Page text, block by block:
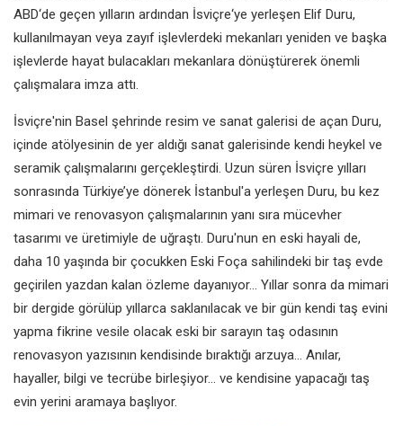
ABD‘de geçen yılların ardından İsviçre‘ye yerleşen Elif Duru,
kullanılmayan veya zayıf işlevlerdeki mekanları yeniden ve başka
işlevlerde hayat bulacakları mekanlara dönüştürerek önemli
çalışmalara imza attı.
İsviçre'nin Basel şehrinde resim ve sanat galerisi de açan Duru,
içinde atölyesinin de yer aldığı sanat galerisinde kendi heykel ve
seramik çalışmalarını gerçekleştirdi. Uzun süren İsviçre yılları
sonrasında Türkiye’ye dönerek İstanbul'a yerleşen Duru, bu kez
mimari ve renovasyon çalışmalarının yanı sıra mücevher
tasarımı ve üretimiyle de uğraştı. Duru'nun en eski hayali de,
daha 10 yaşında bir çocukken Eski Foça sahilindeki bir taş evde
geçirilen yazdan kalan özleme dayanıyor... Yıllar sonra da mimari
bir dergide görülüp yıllarca saklanılacak ve bir gün kendi taş evini
yapma fikrine vesile olacak eski bir sarayın taş odasının
renovasyon yazısının kendisinde bıraktığı arzuya... Anılar,
hayaller, bilgi ve tecrübe birleşiyor... ve kendisine yapacağı taş
evin yerini aramaya başlıyor.